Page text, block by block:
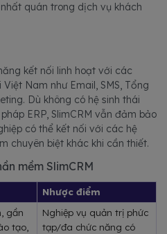
quán trong dịch vụ khách
kết nối linh hoạt với các
Nam như Email, SMS, Tổng
Dù không có hệ sinh thái
ERP, SlimCRM vẫn đảm bảo
có thể kết nối với các hệ
chuyên biệt khác khi cần thiết.
mềm SlimCRM
Nhược điểm
gần
tạo,
Nghiệp vụ quản trị phức
tạp/đa chức năng có